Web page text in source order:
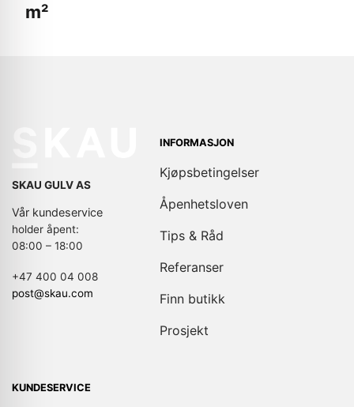
m²
SKAU GULV AS
Vår kundeservice
holder åpent:
08:00 – 18:00
+47 400 04 008
post@skau.com
INFORMASJON
Kjøpsbetingelser
Åpenhetsloven
Tips & Råd
Referanser
Finn butikk
Prosjekt
KUNDESERVICE